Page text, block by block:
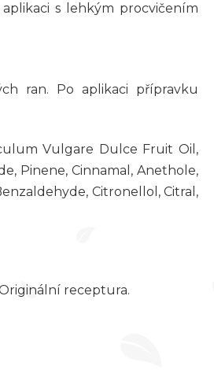
s lehkým procvičením
ran. Po aplikaci přípravku
Vulgare Dulce Fruit Oil,
Pinene, Cinnamal, Anethole,
Citronellol, Citral,
receptura.